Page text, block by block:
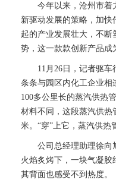
今年以来，沧州市着
新驱动发展的策略，加
起的产业发展壮大，不
势，这一款款创新产品成
11月26日，记者驱车
条条与园区内化工企业相
100多公里长的蒸汽供热
材料不同，这段蒸汽供热
米。“穿”上它，蒸汽供热
公司总经理助理徐向
火焰炙烤下，一块气凝
其背面也感受不到热度。